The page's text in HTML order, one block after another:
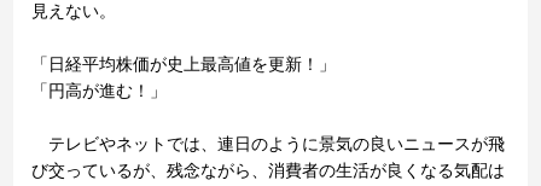
見えない。
「日経平均株価が史上最高値を更新！」
「円高が進む！」
テレビやネットでは、連日のように景気の良いニュースが飛
び交っているが、残念ながら、消費者の生活が良くなる気配は